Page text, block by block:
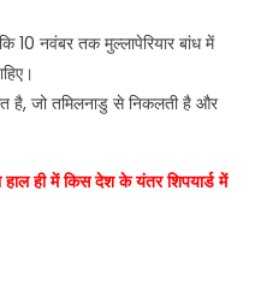
10 नवंबर तक मुल्लापेरियार बांध में
है, जो तमिलनाडु से निकलती है और
ही में किस देश के यंतर शिपयार्ड में